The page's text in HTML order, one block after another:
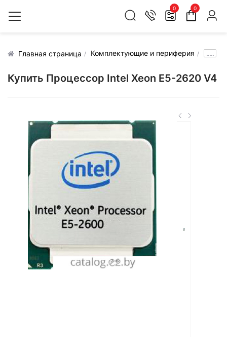
0 0
Главная страница Комплектующие и периферия .....
Купить Процессор Intel Xeon E5-2620 V4